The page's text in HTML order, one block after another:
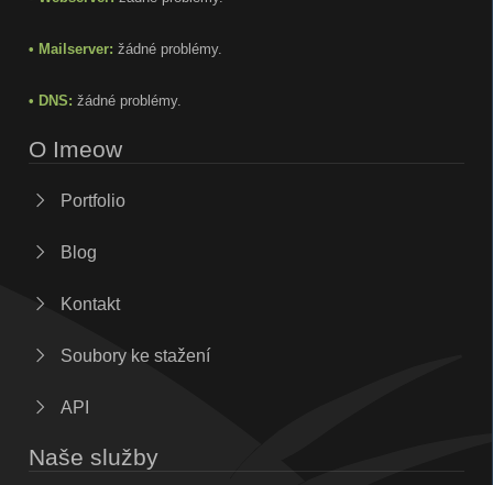
• Mailserver: žádné problémy.
• DNS: žádné problémy.
O Imeow
Portfolio
Blog
Kontakt
Soubory ke stažení
API
Naše služby